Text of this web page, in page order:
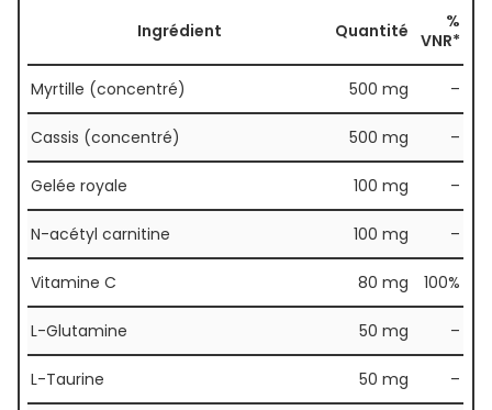
Ingrédient Quantité
%
VNR*
Myrtille (concentré) 500 mg –
Cassis (concentré) 500 mg –
Gelée royale 100 mg –
N-acétyl carnitine 100 mg –
Vitamine C 80 mg 100%
L-Glutamine 50 mg –
L-Taurine 50 mg –